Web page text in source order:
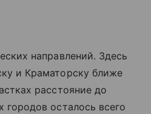
направлений. Здесь
и Краматорску ближе
расстояние до
городов осталось всего